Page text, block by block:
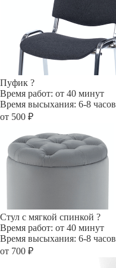
Пуфик ?
Время работ: от 40 минут
Время высыхания: 6-8 часов
от 500 ₽
Стул с мягкой спинкой ?
Время работ: от 40 минут
Время высыхания: 6-8 часов
от 700 ₽